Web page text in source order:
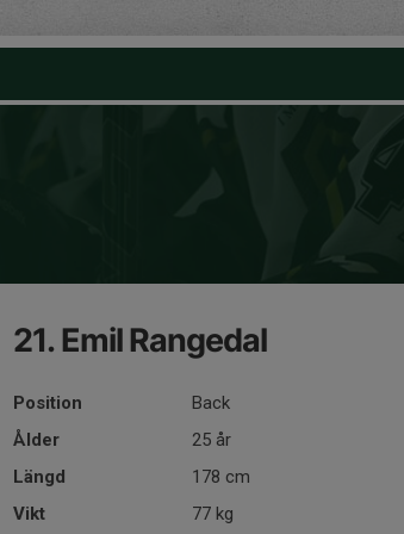
21. Emil Rangedal
Position
Back
Ålder
25 år
Längd
178 cm
Vikt
77 kg